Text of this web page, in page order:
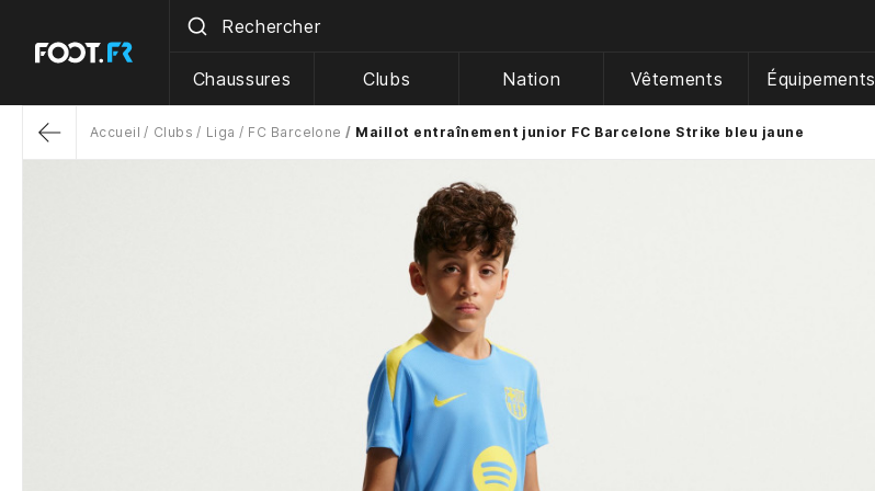
Chaussures Clubs Nation Vêtements Équipements
Accueil Clubs Liga FC Barcelone Maillot entraînement junior FC Barcelone Strike bleu jaune